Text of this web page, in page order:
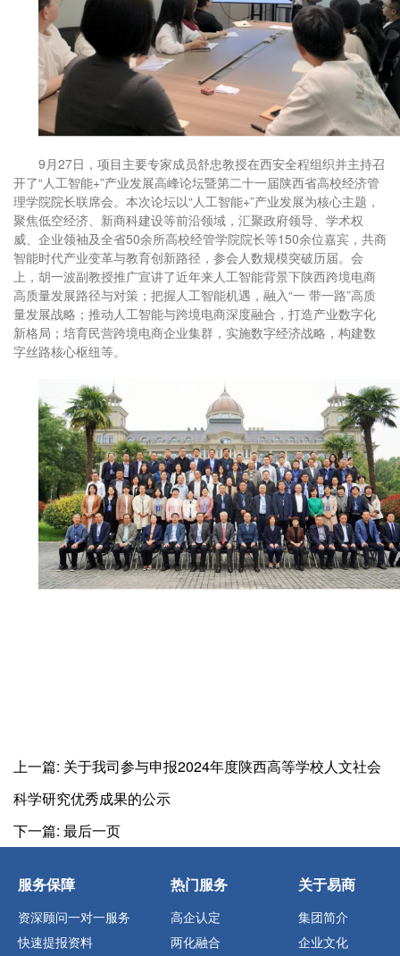
9月27日，项目主要专家成员舒忠教授在西安全程组织并主持召
开了“人工智能+”产业发展高峰论坛暨第二十一届陕西省高校经济管
理学院院长联席会。本次论坛以“人工智能+”产业发展为核心主题，
聚焦低空经济、新商科建设等前沿领域，汇聚政府领导、学术权
威、企业领袖及全省50余所高校经管学院院长等150余位嘉宾，共商
智能时代产业变革与教育创新路径，参会人数规模突破历届。会
上，胡一波副教授推广宣讲了近年来人工智能背景下陕西跨境电商
高质量发展路径与对策；把握人工智能机遇，融入“一 带一路”高质
量发展战略；推动人工智能与跨境电商深度融合，打造产业数字化
新格局；培育民营跨境电商企业集群，实施数字经济战略，构建数
字丝路核心枢纽等。
上一篇: 关于我司参与申报2024年度陕西高等学校人文社会
科学研究优秀成果的公示
下一篇: 最后一页
服务保障
资深顾问一对一服务
快速提报资料
热门服务
高企认定
两化融合
关于易商
集团简介
企业文化